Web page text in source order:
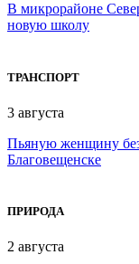
В микрорайоне
новую школу
ТРАНСПОРТ
3 августа
Пьяную женщину без
Благовещенске
ПРИРОДА
2 августа